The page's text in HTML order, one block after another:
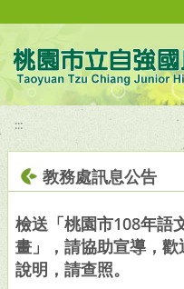
:::
教務處訊息公告
檢送「桃園市108年語
畫」，請協助宣導，
說明，請查照。